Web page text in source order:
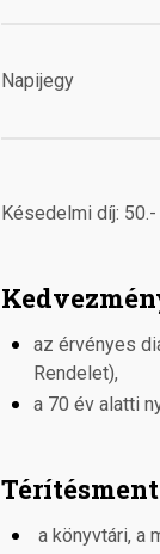
Napijegy
Késedelmi díj:
az érvényes
Rendelet),
a 70 év alatti
a könyvtári, a